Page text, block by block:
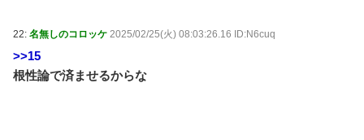
22: 名無しのコロッケ 2025/02/25(火) 08:03:26.16 ID:N6cuq
>>15
根性論で済ませるからな